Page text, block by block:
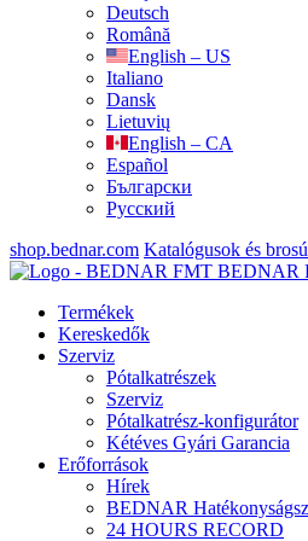
Deutsch
Română
English – US
Italiano
Dansk
Lietuvių
English – CA
Español
Български
Русский
shop.bednar.com Katalógusok és
BEDNAR
Termékek
Kereskedők
Szerviz
Pótalkatrészek
Szerviz
Pótalkatrész-konfigurátor
Kétéves Gyári Garancia
Erőforrások
Hírek
BEDNAR
24 HOURS RECORD